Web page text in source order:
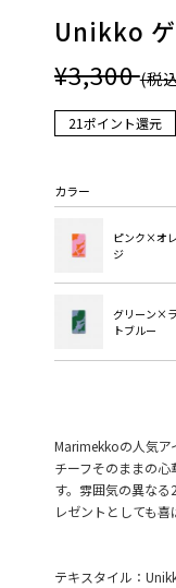
Unikko
¥3,300(税
21ポイント還元
カラー
ピンク×オ
ジ
グリーン×
トブルー
Marimekkoの人気ア
チーフそのままの
す。雰囲気の異な
レゼントとしても
テキスタイル：